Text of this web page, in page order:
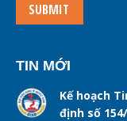
SUBMIT
TIN MỚI
Kế hoạch
định số